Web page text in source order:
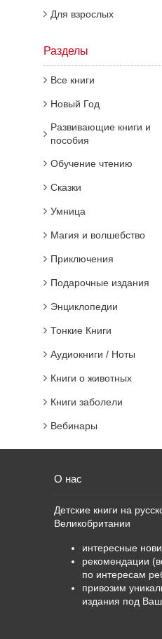
Для взрослых
Разделы
Все книги
Новый Год
Развивающие книги и
пособия
Обучение чтению
Сказки
Умница
Магия и волшебство
Приключения
Подарочные издания
Энциклопедии
Тонкие Книги
Аудиокниги / Ноты
Книги о животных
Книги заболели
Вебинары
О нас
Детские книги на
Великобритании
интересные
рекомендации
по интересам
привозим
издания под Ваш